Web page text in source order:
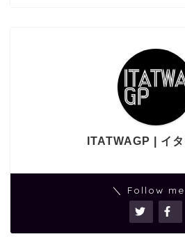
ITATWAGP | イ
＼ Follow me